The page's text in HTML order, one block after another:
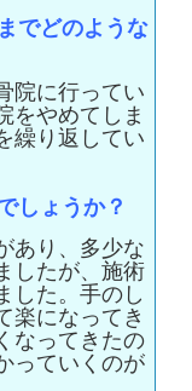
でどのような
院に行ってい
をやめてしま
繰り返してい
しょうか？
あり、多少な
したが、施術
した。手のし
楽になってき
なってきたの
っていくのが